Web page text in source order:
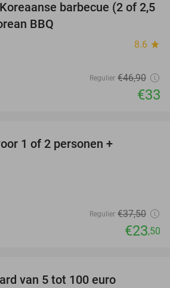
30%
barbecue (2 of 2,5
BBQ
8.6 star
Regulier €46,90
€33
1 of 2 personen +
Regulier €37,50
€23,50
van 5 tot 100 euro